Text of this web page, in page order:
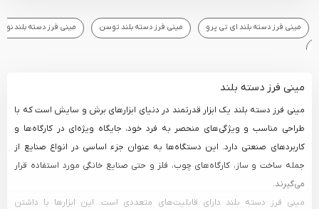
مینی فرز دسته بلند ای تی پرو مینی فرز دسته بلند توسن مینی فرز دسته بلند نووا
مینی فرز دسته بلند
مینی فرز دسته بلند یک ابزار قدرتمند در دنیای ابزارهای برش و سایش است که با
طراحی مناسب و ویژگی‌های منحصر به فرد خود، جایگاه ویژه‌ای در کارگاه‌ها و
کاربردهای صنعتی دارد. این دستگاه‌ها به عنوان جزء اساسی در انواع صنایع از
جمله ساخت و ساز، کارگاه‌های چوب، فلز و حتی صنایع خانگی مورد استفاده قرار
می‌گیرند.
مینی فرز دسته بلند دارای قابلیت‌های متعددی است. این ابزارها با داشتن